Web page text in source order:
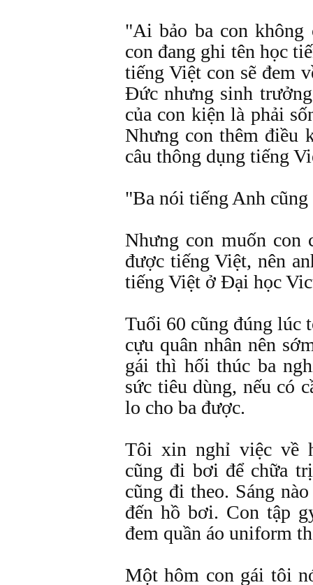
"Ai bảo ba con không
con đang ghi tên học
tiếng Việt con sẽ đem
Đức nhưng sinh
của con kiện là phải
Nhưng con thêm điều
câu thông dụng tiếng
"Ba nói tiếng Anh
Nhưng con muốn con
được tiếng Việt, nên
tiếng Việt ở Đại học
Tuổi 60 cũng đúng lúc
cựu quân nhân nên
gái thì hối thúc ba
sức tiêu dùng, nếu có
lo cho ba được.
Tôi xin nghỉ việc về
cũng đi bơi để chữa
cũng đi theo. Sáng
đến hồ bơi. Con tập
đem quần áo uniform
Một hôm con gái tôi